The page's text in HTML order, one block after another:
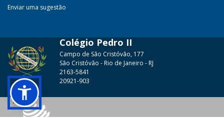
Enviar uma sugestão
Colégio Pedro II
Campo de São Cristóvão, 177
São Cristóvão - Rio de Janeiro - RJ
2163-5841
20921-903